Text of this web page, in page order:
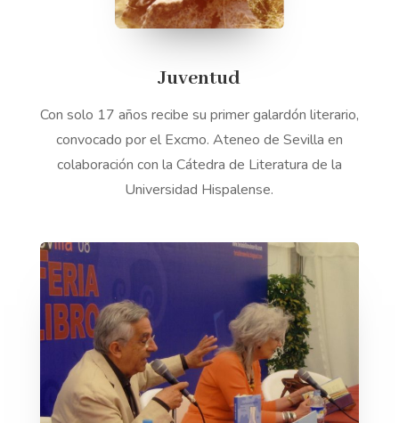
Juventud
Con solo 17 años recibe su primer galardón literario,
convocado por el Excmo. Ateneo de Sevilla en
colaboración con la Cátedra de Literatura de la
Universidad Hispalense.